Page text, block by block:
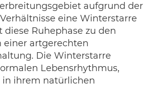
aufgrund der
eine Winterstarre
diese Ruhephase zu den
einer artgerechten
Die Winterstarre
Lebensrhythmus,
in ihrem natürlichen